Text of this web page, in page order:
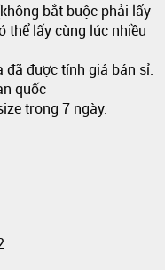
bắt buộc phải lấy
thể lấy cùng lúc nhiều
đã được tính giá bán sỉ.
quốc
trong 7 ngày.